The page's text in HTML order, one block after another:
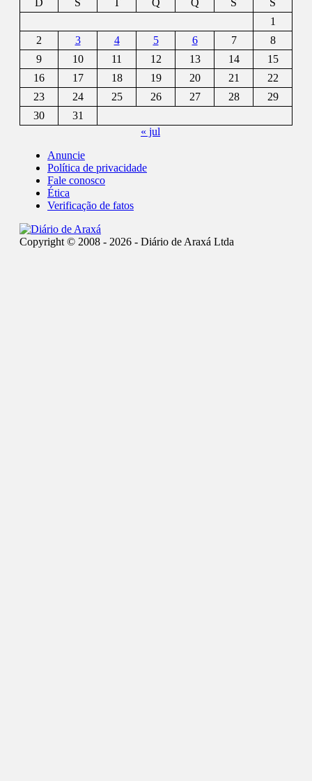
D
S T Q Q S
S
1
2
3 4 5 6 7
8
9
10 11 12 13 14
15
16
17 18 19 20 21
22
23
24 25 26 27 28
29
30
31
« jul
Anuncie
Política de privacidade
Fale conosco
Ética
Verificação de fatos
Copyright © 2008 - 2026 - Diário de Araxá Ltda